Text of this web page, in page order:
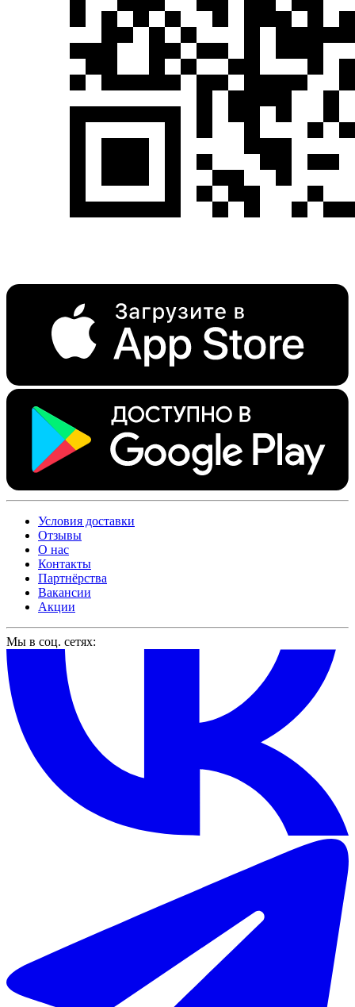
Условия доставки
Отзывы
О нас
Контакты
Партнёрства
Вакансии
Акции
Мы в соц. сетях: